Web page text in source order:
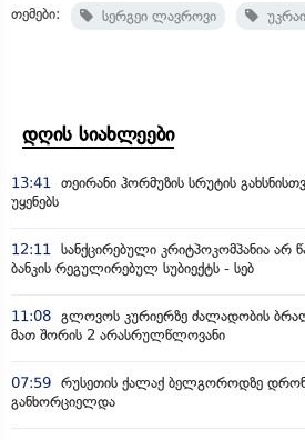
თემები: სერგეი ლავროვი
დღის სიახლეები
13:41
თეირანი ჰორმუზის სრუტის
უყენებს
12:11
სანქცირებული კრიტპოკომპანია არ
ბანკის რეგულირებულ სუბიექტს - სებ
11:08 გლოვოს კურიერზე ძალადობის
მათ შორის 2 არასრულწლოვანი
07:59 რუსეთის ქალაქ ბელგოროდზე
განხორციელდა